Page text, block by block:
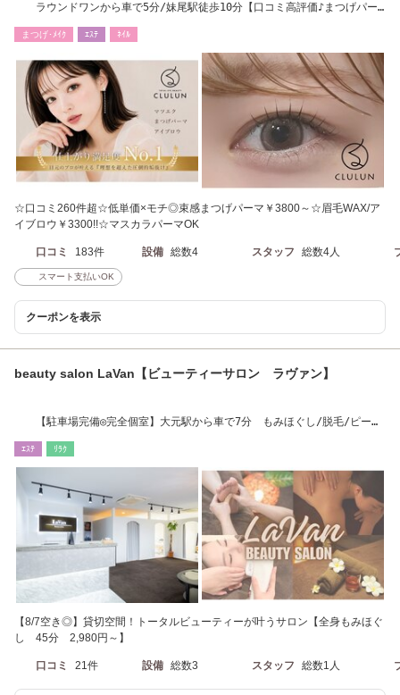
ラウンドワンから車で5分/妹尾駅徒歩10分【口コミ高評価♪まつげパー
まつげ･ﾒｲｸ ｴｽﾃ ﾈｲﾙ
☆口コミ260件超☆低単価×モチ◎束感まつげパーマ￥3800～☆眉毛WAX/ア
イブロウ￥3300!!☆マスカラパーマOK
口コミ 183件 設備 総数4 スタッフ 総数4人
スマート支払いOK
クーポンを表示
beauty salon LaVan【ビューティーサロン ラヴァン】
【駐車場完備◎完全個室】大元駅から車で7分 もみほぐし/脱毛/ピーリ
ｴｽﾃ ﾘﾗｸ
【8/7空き◎】貸切空間！トータルビューティーが叶うサロン【全身もみほぐ
し 45分 2,980円～】
口コミ 21件 設備 総数3 スタッフ 総数1人